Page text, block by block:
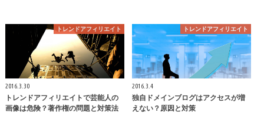
トレンドアフィリエイト
2016.3.30
トレンドアフィリエイトで芸能人の
画像は危険？著作権の問題と対策法
トレンドアフィリエイト
2016.3.4
独自ドメインブログはアクセスが増
えない？原因と対策